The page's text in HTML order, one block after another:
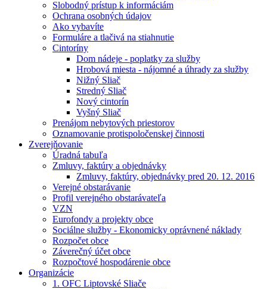
Slobodný prístup k informáciám
Ochrana osobných údajov
Ako vybavíte
Formuláre a tlačivá na stiahnutie
Cintoríny
Dom nádeje - poplatky za služby
Hrobová miesta - nájomné a úhrady za služby
Nižný Sliač
Stredný Sliač
Nový cintorín
Vyšný Sliač
Prenájom nebytových priestorov
Oznamovanie protispoločenskej činnosti
Zverejňovanie
Úradná tabuľa
Zmluvy, faktúry a objednávky
Zmluvy, faktúry, objednávky pred 20. 12. 2016
Verejné obstarávanie
Profil verejného obstarávateľa
VZN
Eurofondy a projekty obce
Sociálne služby - Ekonomicky oprávnené náklady
Rozpočet obce
Záverečný účet obce
Rozpočtové hospodárenie obce
Organizácie
1. OFC Liptovské Sliače